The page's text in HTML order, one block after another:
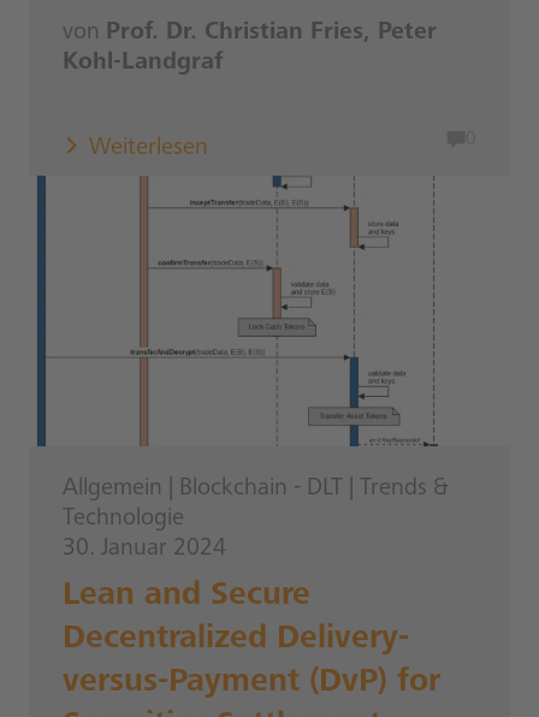
von Prof. Dr. Christian Fries, Peter
Kohl-Landgraf
Weiterlesen
Allgemein Blockchain - DLT
Trends &
Technologie
30. Januar 2024
Lean and Secure
Decentralized Delivery-
versus-Payment (DvP) for